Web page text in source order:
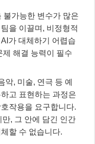
불가능한 변수가 많은
을 이끌며, 비정형적
가 대체하기 어렵습
해결 능력이 필수
악, 미술, 연극 등 예
고 표현하는 과정은
작용을 요구합니다.
, 그 안에 담긴 인간
할 수 없습니다.